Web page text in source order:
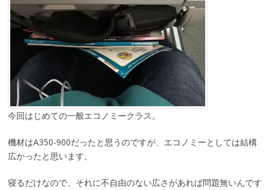
今回はじめての一般エコノミークラス。
機材はA350-900だったと思うのですが、エコノミーとしては結構
広かったと思います。
寝るだけなので、それに不自由のない広さがあれば問題無いんです